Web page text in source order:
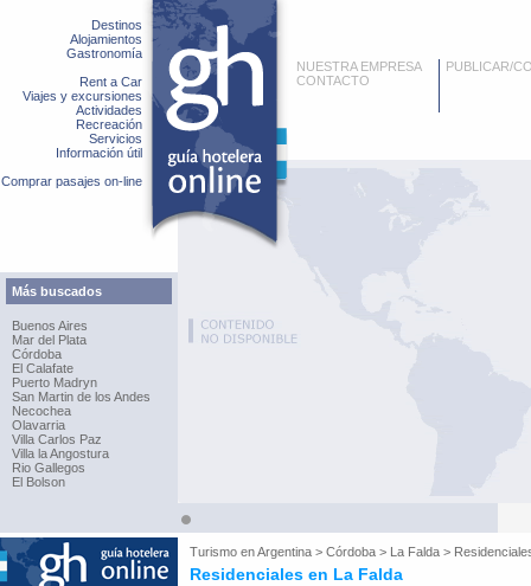
Destinos
Alojamientos
Gastronomía
Rent a Car
Viajes y excursiones
Actividades
Recreación
Servicios
Información útil
Comprar pasajes on-line
Más buscados
Buenos Aires
Mar del Plata
Córdoba
El Calafate
Puerto Madryn
San Martin de los Andes
Necochea
Olavarria
Villa Carlos Paz
Villa la Angostura
Rio Gallegos
El Bolson
NUESTRA EMPRESA
CONTACTO
PUBLICAR/
Turismo enArgentina > Córdoba > La Falda >
Residenciales en La Falda